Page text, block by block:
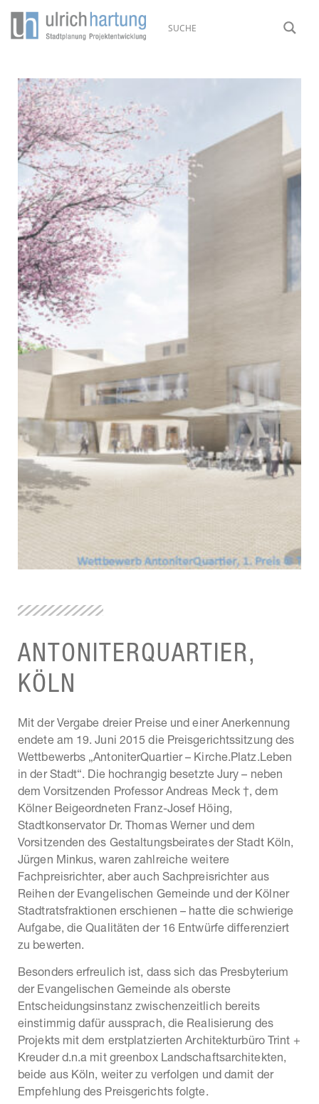
ANTONITERQUARTIER,
KÖLN
Mit der Vergabe dreier Preise und einer Anerkennung
endete am 19. Juni 2015 die Preisgerichtssitzung des
Wettbewerbs „AntoniterQuartier – Kirche.Platz.Leben
in der Stadt“. Die hochrangig besetzte Jury – neben
dem Vorsitzenden Professor Andreas Meck †, dem
Kölner Beigeordneten Franz-Josef Höing,
Stadtkonservator Dr. Thomas Werner und dem
Vorsitzenden des Gestaltungsbeirates der Stadt Köln,
Jürgen Minkus, waren zahlreiche weitere
Fachpreisrichter, aber auch Sachpreisrichter aus
Reihen der Evangelischen Gemeinde und der Kölner
Stadtratsfraktionen erschienen – hatte die schwierige
Aufgabe, die Qualitäten der 16 Entwürfe differenziert
zu bewerten.
Besonders erfreulich ist, dass sich das Presbyterium
der Evangelischen Gemeinde als oberste
Entscheidungsinstanz zwischenzeitlich bereits
einstimmig dafür aussprach, die Realisierung des
Projekts mit dem erstplatzierten Architekturbüro Trint +
Kreuder d.n.a mit greenbox Landschaftsarchitekten,
beide aus Köln, weiter zu verfolgen und damit der
Empfehlung des Preisgerichts folgte.